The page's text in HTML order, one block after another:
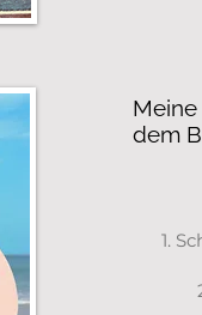
dem
1.